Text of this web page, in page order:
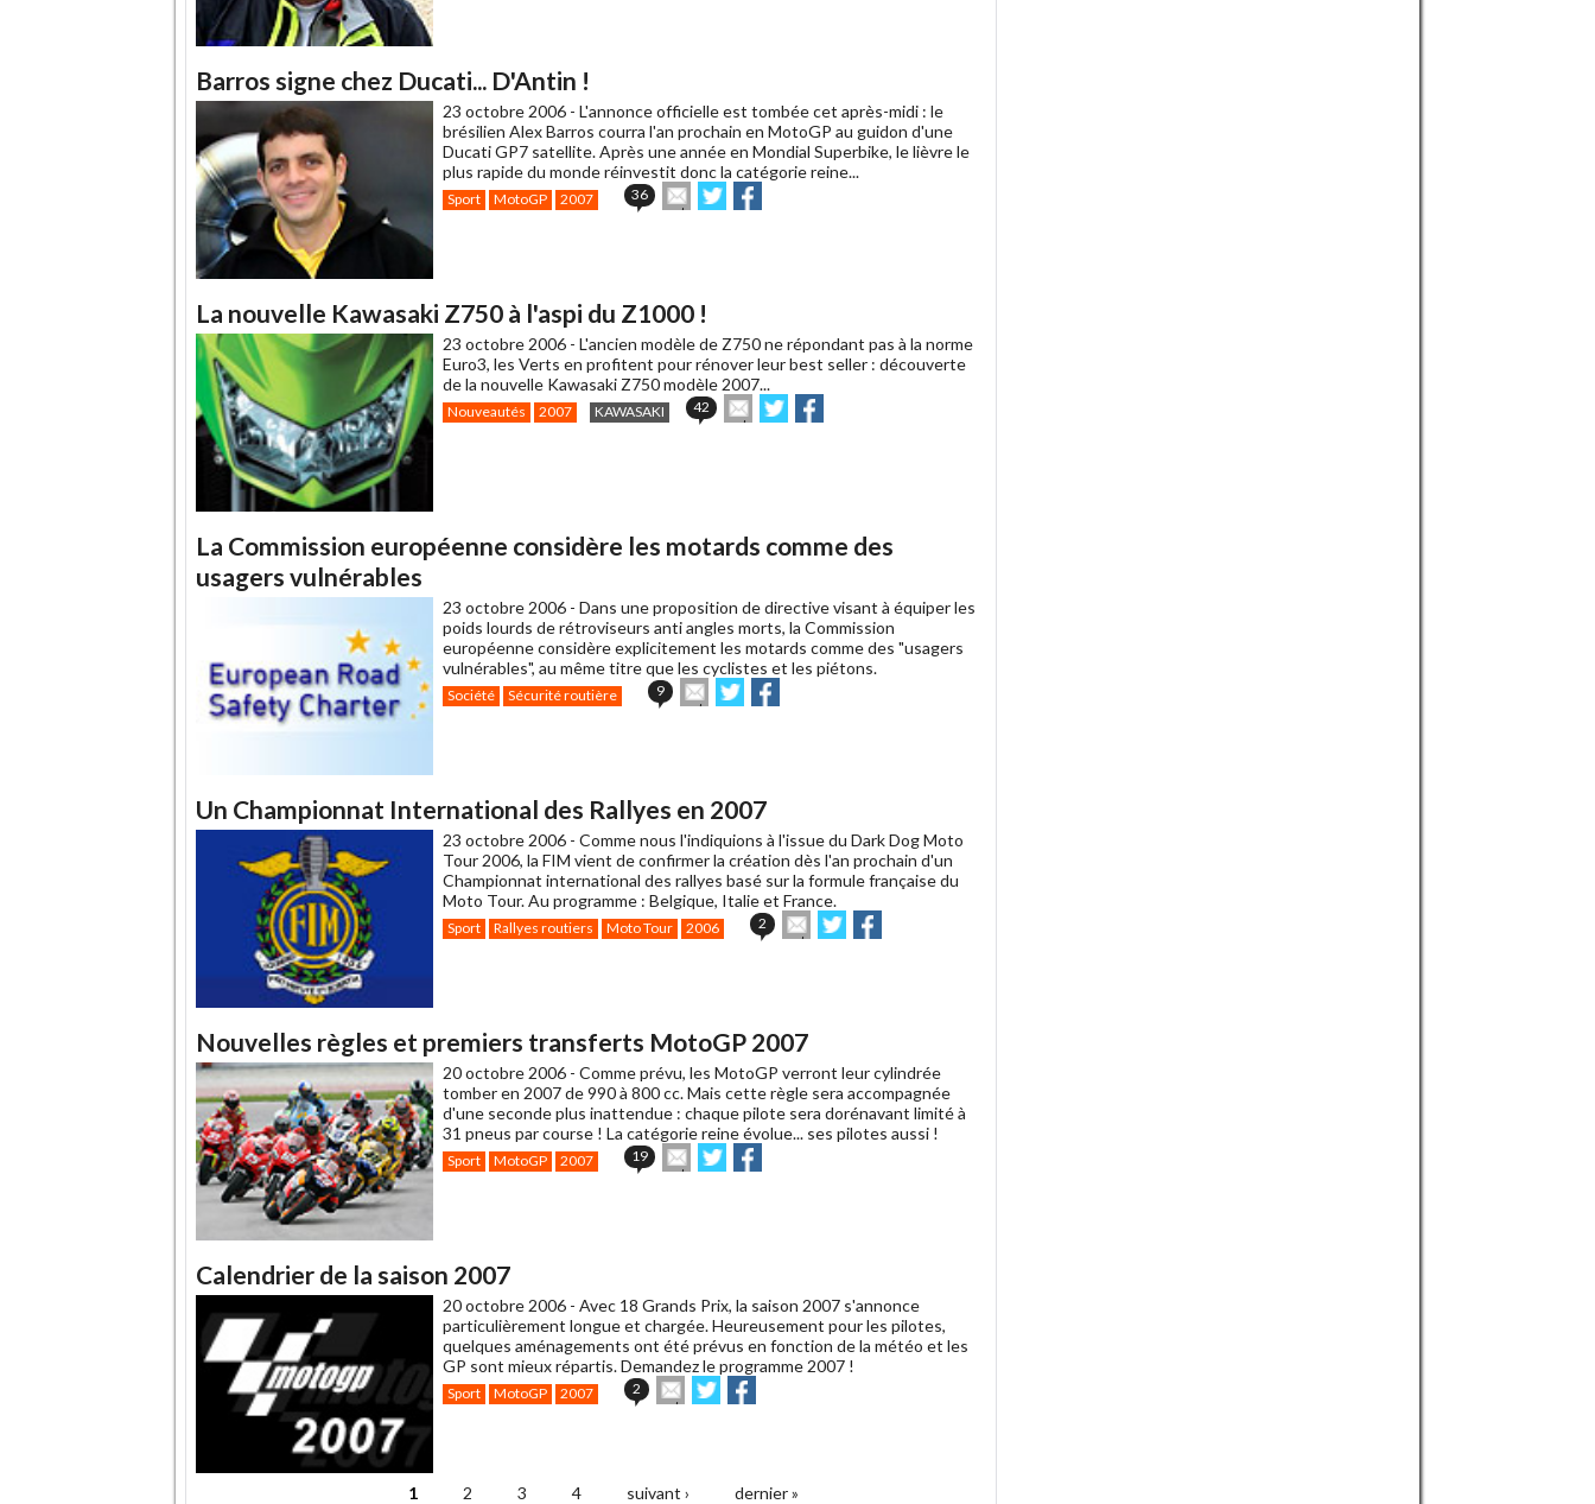
Barros signe chez Ducati... D'Antin !
23 octobre 2006 - L'annonce officielle est tombée cet après-midi : le
brésilien Alex Barros courra l'an prochain en MotoGP au guidon d'une
Ducati GP7 satellite. Après une année en Mondial Superbike, le lièvre le
plus rapide du monde réinvestit donc la catégorie reine...
Sport MotoGP 2007 36
Envoyer
cet
Partager
sur sur
La nouvelle Kawasaki Z750 à l'aspi du Z1000 !
23 octobre 2006 - L'ancien modèle de Z750 ne répondant pas à la norme
Euro3, les Verts en profitent pour rénover leur best seller : découverte
de la nouvelle Kawasaki Z750 modèle 2007...
Nouveautés 2007 KAWASAKI 42
Envoyer
cet
Partager
sur sur
La Commission européenne considère les motards comme des
usagers vulnérables
23 octobre 2006 - Dans une proposition de directive visant à équiper les
poids lourds de rétroviseurs anti angles morts, la Commission
européenne considère explicitement les motards comme des "usagers
vulnérables", au même titre que les cyclistes et les piétons.
Société Sécurité routière 9
Envoyer
cet
Partager
sur sur
Un Championnat International des Rallyes en 2007
23 octobre 2006 - Comme nous l'indiquions à l'issue du Dark Dog Moto
Tour 2006, la FIM vient de confirmer la création dès l'an prochain d'un
Championnat international des rallyes basé sur la formule française du
Moto Tour. Au programme : Belgique, Italie et France.
Sport Rallyes routiers Moto Tour 2006 2
Envoyer
cet
Partager
sur sur
Nouvelles règles et premiers transferts MotoGP 2007
20 octobre 2006 - Comme prévu, les MotoGP verront leur cylindrée
tomber en 2007 de 990 à 800 cc. Mais cette règle sera accompagnée
d'une seconde plus inattendue : chaque pilote sera dorénavant limité à
31 pneus par course ! La catégorie reine évolue... ses pilotes aussi !
Sport MotoGP 2007 19
Envoyer
cet
Partager
sur sur
Calendrier de la saison 2007
20 octobre 2006 - Avec 18 Grands Prix, la saison 2007 s'annonce
particulièrement longue et chargée. Heureusement pour les pilotes,
quelques aménagements ont été prévus en fonction de la météo et les
GP sont mieux répartis. Demandez le programme 2007 !
Sport MotoGP 2007 2
Envoyer
cet
ami
Partager
sur sur
1 2 3 4 suivant › dernier »